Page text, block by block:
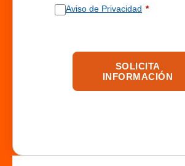
Aviso de Privacidad
SOLICITA
INFORMACIÓN